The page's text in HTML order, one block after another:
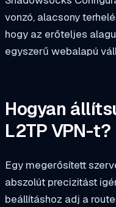
vonzó, alacsony
hogy az erőteljes
egyszerű webalapú
Hogyan
L2TP VPN-t?
Egy megerősített
abszolút precizitást
beállításhoz adj a